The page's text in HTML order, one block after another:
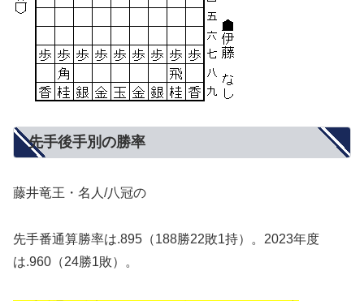
先手後手別の勝率
藤井竜王・名人/八冠の
先手番通算勝率は.895（188勝22敗1持）。2023年度
は.960（24勝1敗）。